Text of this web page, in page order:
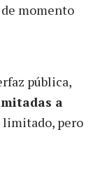
momento
pública,
a
limitado, pero